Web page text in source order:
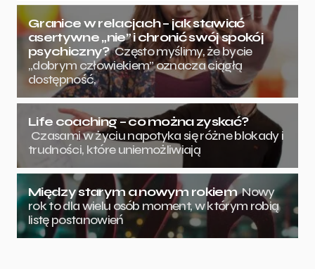
Granice w relacjach – jak stawiać
asertywne „nie” i chronić swój spokój
psychiczny? Często myślimy, że bycie
„dobrym człowiekiem” oznacza ciągłą
dostępność,
Life coaching – co można zyskać?
Czasami w życiu napotyka się różne blokady i
trudności, które uniemożliwiają
Między starym a nowym rokiem Nowy
rok to dla wielu osób moment, w którym robią
listę postanowień